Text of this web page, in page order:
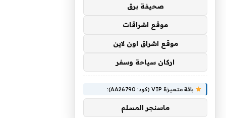
صحيفة برق
موقع اشراقات
موقع اشراق اون لاين
اركان سياحة وسفر
باقة متميزة VIP (كود: AA26790):
ماسنجر المسلم